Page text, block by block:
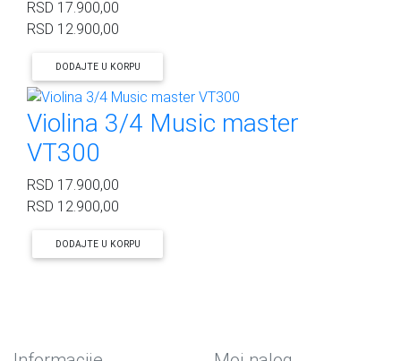
RSD 17.900,00
RSD 12.900,00
DODAJTE U KORPU
Violina 3/4 Music master
VT300
RSD 17.900,00
RSD 12.900,00
DODAJTE U KORPU